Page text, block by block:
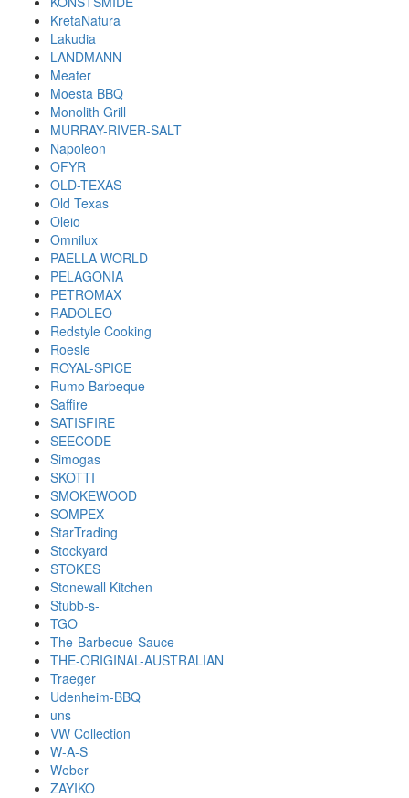
KretaNatura
Lakudia
LANDMANN
Meater
Moesta BBQ
Monolith Grill
MURRAY-RIVER-SALT
Napoleon
OFYR
OLD-TEXAS
Old Texas
Oleio
Omnilux
PAELLA WORLD
PELAGONIA
PETROMAX
RADOLEO
Redstyle Cooking
Roesle
ROYAL-SPICE
Rumo Barbeque
Saffire
SATISFIRE
SEECODE
Simogas
SKOTTI
SMOKEWOOD
SOMPEX
StarTrading
Stockyard
STOKES
Stonewall Kitchen
Stubb-s-
TGO
The-Barbecue-Sauce
THE-ORIGINAL-AUSTRALIAN
Traeger
Udenheim-BBQ
uns
VW Collection
W-A-S
Weber
ZAYIKO